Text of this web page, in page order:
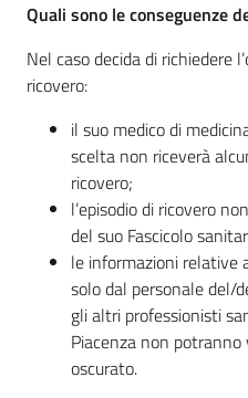
Quali sono le conseguenze
Nel caso decida di richiedere
ricovero:
il suo medico di
scelta non riceverà
ricovero;
l’episodio di ricovero
del suo Fascicolo
le informazioni relative
solo dal personale del/
gli altri professionisti
Piacenza non
oscurato.